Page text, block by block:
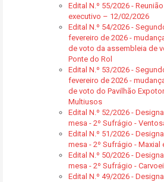
Edital N.º 55/2026 -
executivo – 12/02/2026
Edital N.º 54/2026 -
fevereiro de 2026 -
de voto da assembleia de
Ponte do Rol
Edital N.º 53/2026 -
fevereiro de 2026 -
de voto do Pavilhão
Multiusos
Edital N.º 52/2026 -
mesa - 2º Sufrágio -
Edital N.º 51/2026 -
mesa - 2º Sufrágio - Maxial
Edital N.º 50/2026 -
mesa - 2º Sufrágio -
Edital N.º 49/2026 -